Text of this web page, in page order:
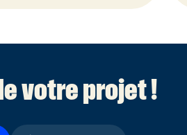
votre projet !